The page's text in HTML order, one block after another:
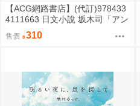
【ACG網路書店】(代訂)978433
4111663 日文小說 坂木司「アン
と幸福」
售價 310